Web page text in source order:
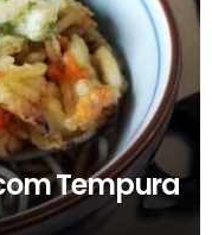
Tempura